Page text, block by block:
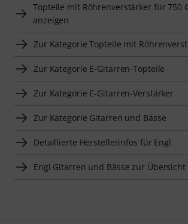
Topteile mit Röhrenverstärker für 750
anzeigen
Zur Kategorie Topteile mit
Zur Kategorie E-Gitarren-Topteile
Zur Kategorie E-Gitarren-Verstärker
Zur Kategorie Gitarren und Bässe
Detaillierte Herstellerinfos für Engl
Engl Gitarren und Bässe zur Übersicht